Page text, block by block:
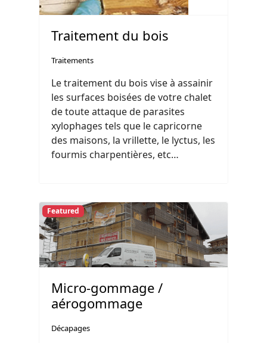
Traitement du bois
Traitements
Le traitement du bois vise à assainir
les surfaces boisées de votre chalet
de toute attaque de parasites
xylophages tels que le capricorne
des maisons, la vrillette, le lyctus, les
fourmis charpentières, etc…
Featured
Micro-gommage /
aérogommage
Décapages